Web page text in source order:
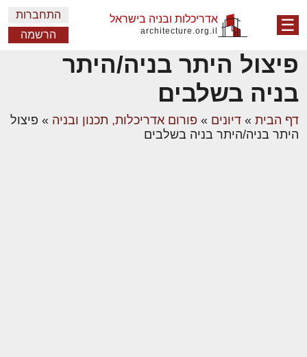
☰ אדריכלות ובניה בישראל
architecture.org.il
התחברות
הרשמה
פיצול היתר בניה/היתר
בניה בשלבים
דף הבית » דיונים » פורום אדריכלות, תכנון ובניה » פיצול
היתר בניה/היתר בניה בשלבים